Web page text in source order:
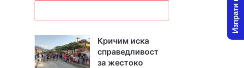
Кричим иска
справедливост
за жестоко